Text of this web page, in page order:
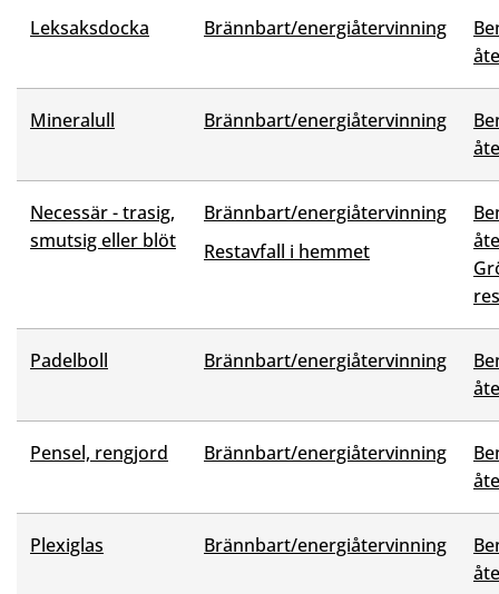
Leksaksdocka Brännbart/energiåtervinning
Mineralull Brännbart/energiåtervinning
Necessär - trasig,
smutsig eller blöt
Brännbart/energiåtervinning
Restavfall i hemmet
Padelboll Brännbart/energiåtervinning
Pensel, rengjord Brännbart/energiåtervinning
Plexiglas Brännbart/energiåtervinning